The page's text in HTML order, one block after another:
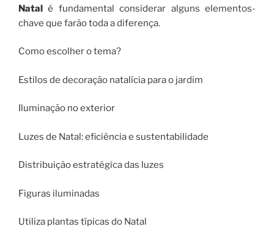
Natal é fundamental considerar alguns elementos-
chave que farão toda a diferença.
Como escolher o tema?
Estilos de decoração natalícia para o jardim
Iluminação no exterior
Luzes de Natal: eficiência e sustentabilidade
Distribuição estratégica das luzes
Figuras iluminadas
Utiliza plantas típicas do Natal